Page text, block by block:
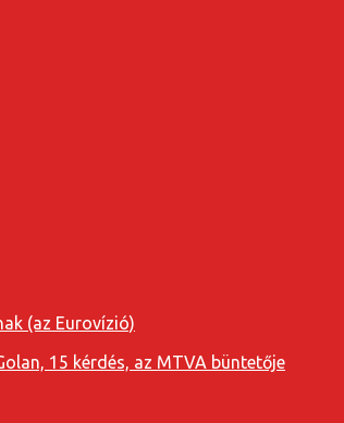
(az Eurovízió)
15 kérdés, az MTVA büntetője